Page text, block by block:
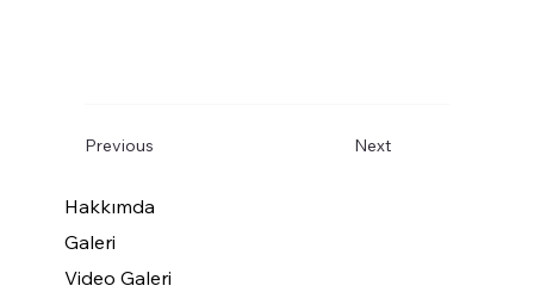
Previous Next
Hakkımda
Galeri
Video Galeri